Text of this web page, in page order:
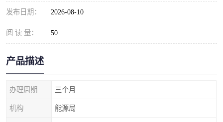
发布日期： 2026-08-10
阅 读 量： 50
产品描述
办理周期 三个月
机构 能源局